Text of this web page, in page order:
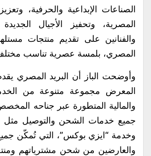
الصناعات الإبداعية والحرفية، وتعزيز
المصرية، وتحفيز الأجيال
والفنانين على تقديم منتجات
المصري، بلمسة عصرية تناسب مختلف
وأوضحت الباز أن البريد المصري
المعرض مجموعة متنوعة من
والمالية المتطورة عبر جناحه
جميع خدمات الشحن والتوصيل مثل
وخدمة “ايزي بوكس”، التي تُمكّن
والعارضين من شحن مشترياتهم